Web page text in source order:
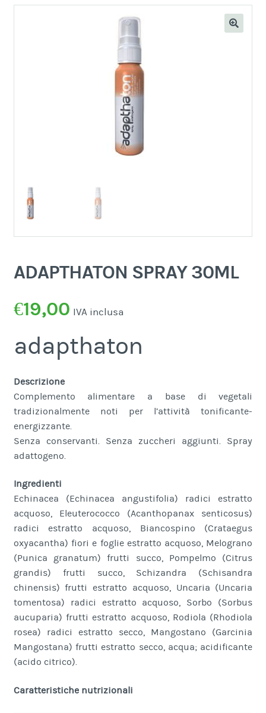
ADAPTHATON SPRAY 30ML
€19,00 IVA inclusa
adapthaton
Descrizione
Complemento alimentare a base di vegetali
tradizionalmente noti per l’attività tonificante-
energizzante.
Senza conservanti. Senza zuccheri aggiunti. Spray
adattogeno.
Ingredienti
Echinacea (Echinacea angustifolia) radici estratto
acquoso, Eleuterococco (Acanthopanax senticosus)
radici estratto acquoso, Biancospino (Crataegus
oxyacantha) fiori e foglie estratto acquoso, Melograno
(Punica granatum) frutti succo, Pompelmo (Citrus
grandis) frutti succo, Schizandra (Schisandra
chinensis) frutti estratto acquoso, Uncaria (Uncaria
tomentosa) radici estratto acquoso, Sorbo (Sorbus
aucuparia) frutti estratto acquoso, Rodiola (Rhodiola
rosea) radici estratto secco, Mangostano (Garcinia
Mangostana) frutti estratto secco, acqua; acidificante
(acido citrico).
Caratteristiche nutrizionali